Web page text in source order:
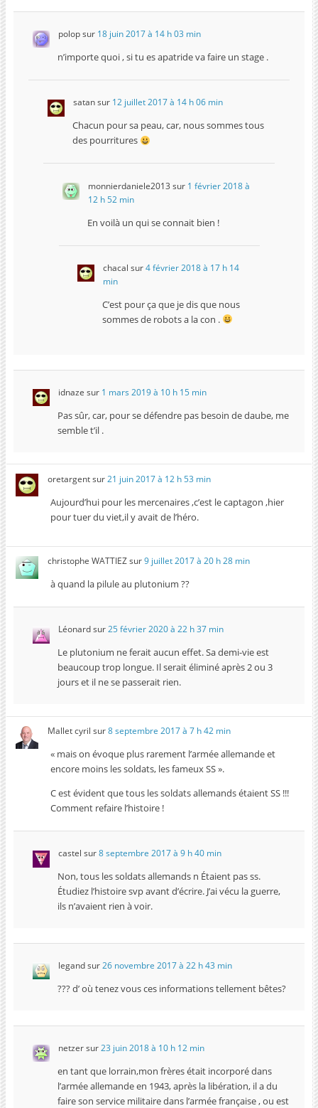
polopsur 18 juin 2017 à 14 h 03 min
n’importe quoi , si tu es apatride va faire un stage .
satansur 12 juillet 2017 à 14 h 06 min
Chacun pour sa peau, car, nous sommes tous
des pourritures
monnierdaniele2013 sur 1 février 2018 à
12 h 52 min
En voilà un qui se connait bien !
chacal sur4 février 2018 à 17 h 14
min
C’est pour ça que je dis que nous
sommes de robots a la con .
idnaze sur 1 mars 2019 à 10 h 15 min
Pas sûr, car, pour se défendre pas besoin de daube, me
semble t’il .
oretargentsur21 juin 2017 à 12 h 53 min
Aujourd’hui pour les mercenaires ,c’est le captagon ,hier
pour tuer du viet,il y avait de l’héro.
christophe WATTIEZsur9 juillet 2017 à 20 h 28 min
à quand la pilule au plutonium ??
Léonardsur25 février 2020 à 22 h 37 min
Le plutonium ne ferait aucun effet. Sa demi-vie est
beaucoup trop longue. Il serait éliminé après 2 ou 3
jours et il ne se passerait rien.
Mallet cyril sur8 septembre 2017 à 7 h 42 min
« mais on évoque plus rarement l’armée allemande et
encore moins les soldats, les fameux SS ».
C est évident que tous les soldats allemands étaient SS !!!
Comment refaire l’histoire !
castel sur8 septembre 2017 à 9 h 40 min
Non, tous les soldats allemands n Étaient pas ss.
Étudiez l’histoire svp avant d’écrire. J’ai vécu la guerre,
ils n’avaient rien à voir.
legandsur26 novembre 2017 à 22 h 43 min
??? d’ où tenez vous ces informations tellement bêtes?
netzersur23 juin 2018 à 10 h 12 min
en tant que lorrain,mon frères était incorporé dans
l’armée allemande en 1943, après la libération, il a du
faire son service militaire dans l’armée française , ou est